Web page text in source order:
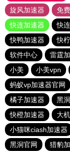
旋风加速器
免
快连加速器
快
快鸭加速器
快
软件中心
雷霆
小美
小美vpn
蚂蚁vp加速器官网
橘子加速器
黑
快橙加速器
大
小猫咪ciash加速器
黑洞官网
猎豹